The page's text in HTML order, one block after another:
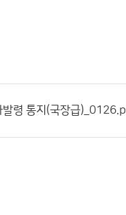
발령 통지(국장급